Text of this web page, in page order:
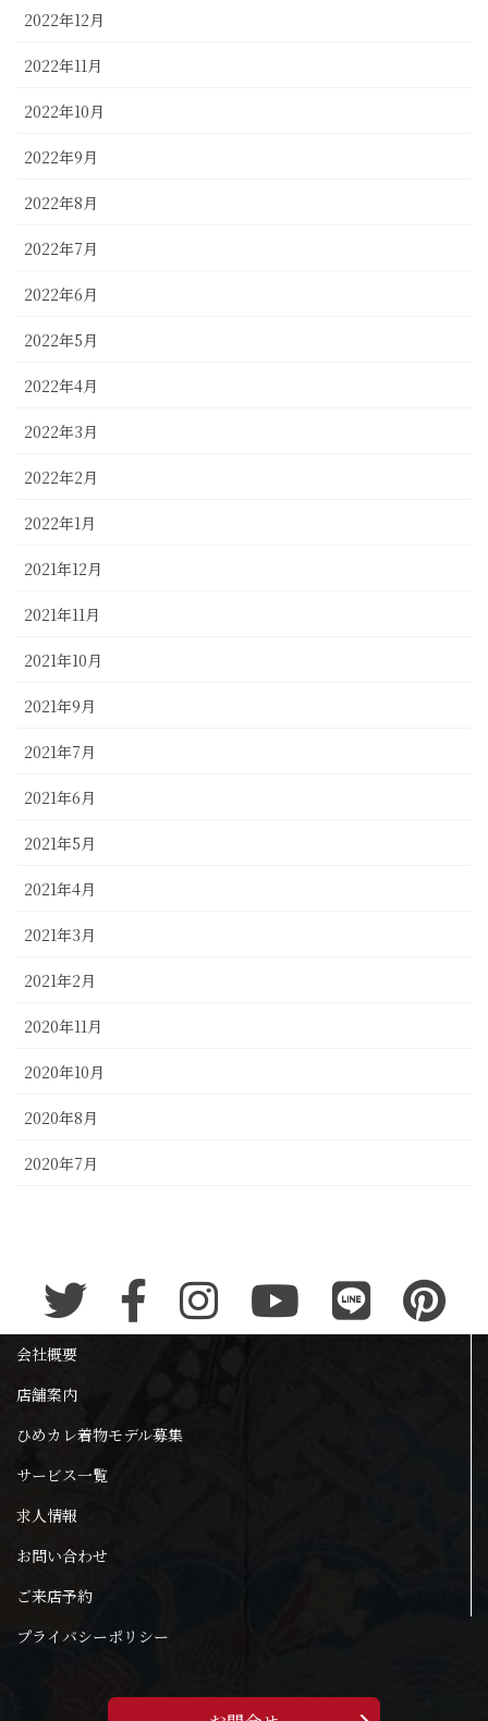
2022年12月
2022年11月
2022年10月
2022年9月
2022年8月
2022年7月
2022年6月
2022年5月
2022年4月
2022年3月
2022年2月
2022年1月
2021年12月
2021年11月
2021年10月
2021年9月
2021年7月
2021年6月
2021年5月
2021年4月
2021年3月
2021年2月
2020年11月
2020年10月
2020年8月
2020年7月
会社概要
店舗案内
ひめカレ着物モデル募集
サービス一覧
求人情報
お問い合わせ
ご来店予約
プライバシーポリシー